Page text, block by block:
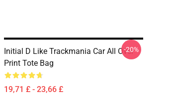
Initial D Like Trackmania Car All Over
Print Tote Bag
19,71 £ - 23,66 £
-20%